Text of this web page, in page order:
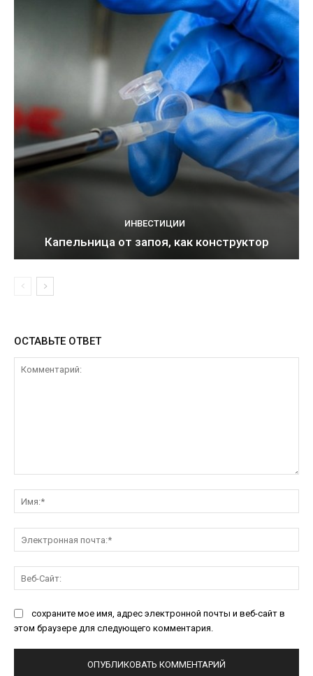
ИНВЕСТИЦИИ
Капельница от запоя, как конструктор
ОСТАВЬТЕ ОТВЕТ
сохраните мое имя, адрес электронной почты и веб-сайт в
этом браузере для следующего комментария.